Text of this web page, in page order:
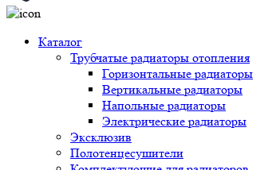
Каталог
Трубчатые радиаторы отопления
Горизонтальные радиаторы
Вертикальные радиаторы
Напольные радиаторы
Электрические радиаторы
Эксклюзив
Полотенцесушители